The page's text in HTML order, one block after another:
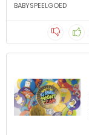
BABYSPEELGOED